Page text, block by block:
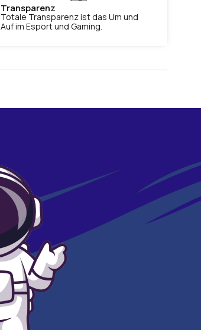
Transparenz​
Totale Transparenz ist das Um und
Auf im Esport und Gaming.​